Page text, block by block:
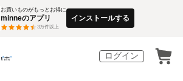
お買いものがもっとお得に
minneのアプリ
3万件以上
インストールする
ログイン